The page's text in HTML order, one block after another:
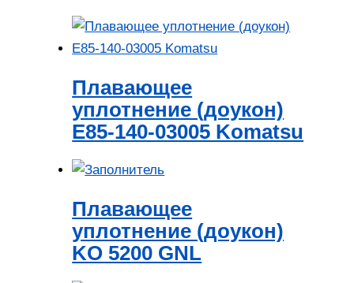
Плавающее
уплотнение (доукон)
E85-140-03005 Komatsu
Плавающее
уплотнение (доукон)
KO 5200 GNL